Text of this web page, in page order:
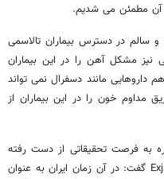
آن مطمئن می شدیم.
سالم در دسترس بیماران تالاسمی
نیز مشکل آهن را در این بیماران
داروهایی مانند دسفرال نمی تواند
مداوم خون را در این بیماران از
به فرصت تحقیقاتی از دست رفته
برای ایران در زمان تولید داروی خوراکی Exjade گفت: در آن زمان ایران به عنوان